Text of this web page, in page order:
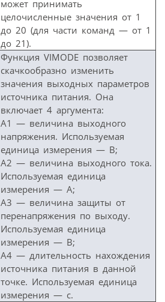
может принимать
целочисленные значения от 1
до 20 (для части команд — от 1
до 21).
Функция VIMODE позволяет
скачкообразно изменить
значения выходных параметров
источника питания. Она
включает 4 аргумента:
А1 — величина выходного
напряжения. Используемая
единица измерения — В;
А2 — величина выходного тока.
Используемая единица
измерения — А;
А3 — величина защиты от
перенапряжения по выходу.
Используемая единица
измерения — В;
А4 — длительность нахождения
источника питания в данной
точке. Используемая единица
измерения — с.